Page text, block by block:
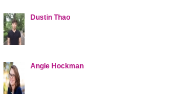
Dustin Thao
Angie Hockman